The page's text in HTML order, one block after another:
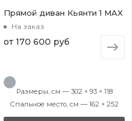
Прямой диван Кьянти 1 MAX
На заказ
от 170 600 руб
Размеры, см — 302 × 93 × 118
Спальное место, см — 162 × 252